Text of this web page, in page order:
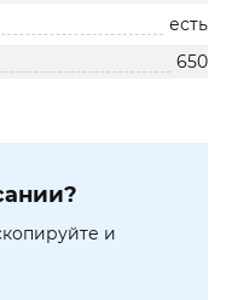
есть
650
и